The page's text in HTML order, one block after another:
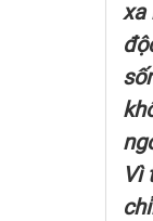
xa
Vì